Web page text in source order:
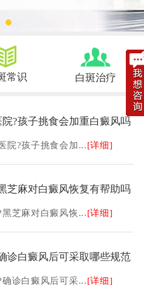
常识 白斑治疗
?孩子挑食会加重白癜风吗
?孩子挑食会加...[详细]
芝麻对白癜风恢复有帮助吗
芝麻对白癜风恢...[详细]
诊白癜风后可采取哪些规范
诊白癜风后可采...[详细]